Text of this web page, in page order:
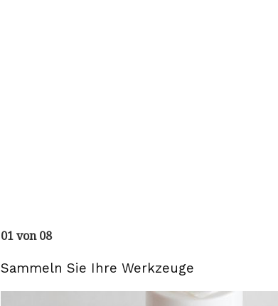
01 von 08
Sammeln Sie Ihre Werkzeuge